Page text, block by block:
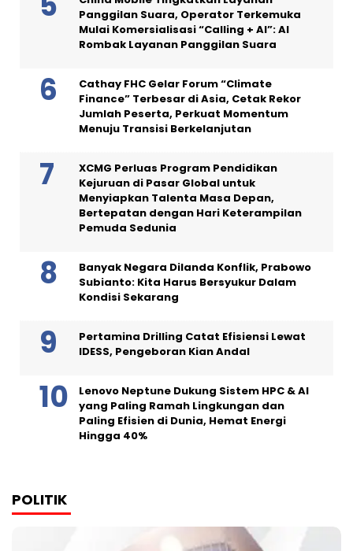
Panggilan Suara, Operator Terkemuka
Mulai Komersialisasi “Calling + AI”: AI
Rombak Layanan Panggilan Suara
Cathay FHC Gelar Forum “Climate
Finance” Terbesar di Asia, Cetak Rekor
Jumlah Peserta, Perkuat Momentum
Menuju Transisi Berkelanjutan
XCMG Perluas Program Pendidikan
Kejuruan di Pasar Global untuk
Menyiapkan Talenta Masa Depan,
Bertepatan dengan Hari Keterampilan
Pemuda Sedunia
Banyak Negara Dilanda Konflik, Prabowo
Subianto: Kita Harus Bersyukur Dalam
Kondisi Sekarang
Pertamina Drilling Catat Efisiensi Lewat
IDESS, Pengeboran Kian Andal
Lenovo Neptune Dukung Sistem HPC & AI
yang Paling Ramah Lingkungan dan
Paling Efisien di Dunia, Hemat Energi
Hingga 40%
POLITIK